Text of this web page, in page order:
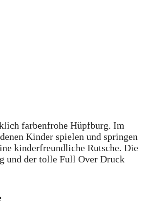
farbenfrohe Hüpfburg. Im
Kinder spielen und springen
kinderfreundliche Rutsche. Die
und der tolle Full Over Druck